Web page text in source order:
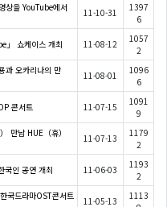
상을 YouTube에서
11-10-31
1397
6
」 쇼케이스 개최 11-08-12
1057
2
과 오카리나의 만
11-08-01
1096
6
콘서트 11-07-15
1091
9
만남 HUE（휴）
11-07-13
1179
2
국인 공연 개최 11-06-03
1193
2
국드라마OST콘서트
11-05-13
1113